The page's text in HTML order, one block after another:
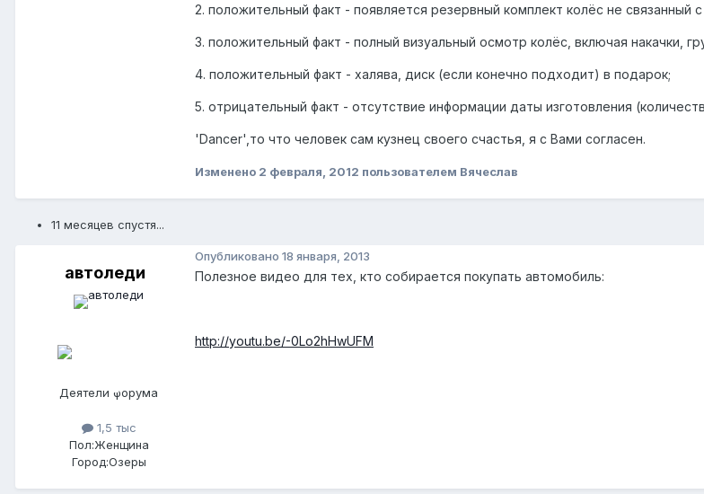
2. положительный факт - появляется резервный комплект колёс не
3. положительный факт - полный визуальный осмотр колёс, включая накачки,
4. положительный факт - халява, диск (если конечно подходит) в подарок;
5. отрицательный факт - отсутствие информации даты изготовления
'Dancer',то что человек сам кузнец своего счастья, я с Вами согласен.
Изменено 2 февраля, 2012 пользователем Вячеслав
11 месяцев спустя...
автоледи
Деятели форума
1,5 тыс
Пол:Женщина
Город:Озеры
Опубликовано 18 января, 2013
Полезное видео для тех, кто собирается покупать автомобиль:
http://youtu.be/-0Lo2hHwUFM